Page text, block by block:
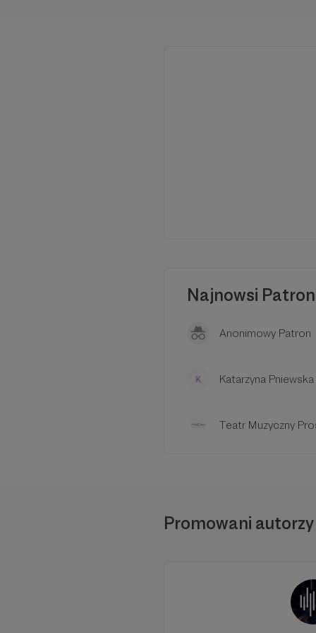
Najnowsi
Anonimowy Patron
Katarzyna Pniewska
Teatr Muzyczny
Promowani autorzy